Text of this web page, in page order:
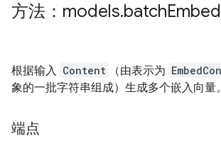
方法：models.batchEmbed
根据输入 Content （由表示为
象的一批字符串组成）生成多个嵌入向量。
端点